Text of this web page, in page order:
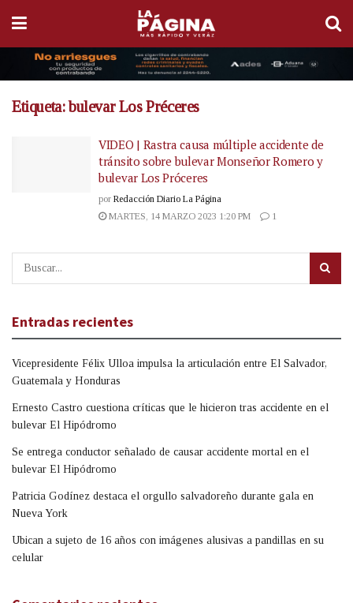
Etiqueta:bulevar Los Préceres
VIDEO | Rastra causa múltiple accidente de
tránsito sobre bulevar Monseñor Romero y
bulevar Los Próceres
por Redacción Diario La Página
MARTES, 14 MARZO 2023 1:20 PM
1
Entradas recientes
Vicepresidente Félix Ulloa impulsa la articulación entre El Salvador,
Guatemala y Honduras
Ernesto Castro cuestiona críticas que le hicieron tras accidente en el
bulevar El Hipódromo
Se entrega conductor señalado de causar accidente mortal en el
bulevar El Hipódromo
Patricia Godínez destaca el orgullo salvadoreño durante gala en
Nueva York
Ubican a sujeto de 16 años con imágenes alusivas a pandillas en su
celular